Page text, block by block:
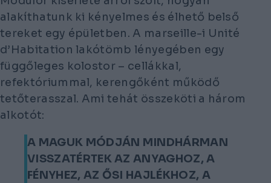
alakíthatunk ki kényelmes és élhető belső
tereket egy épületben. A marseille-i Unité
d’Habitation lakótömb lényegében egy
függőleges kolostor – cellákkal,
refektóriummal, kerengőként működő
tetőterasszal. Ami tehát összeköti a három
alkotót:
A MAGUK MÓDJÁN MINDHÁRMAN
VISSZATÉRTEK AZ ANYAGHOZ, A
FÉNYHEZ, AZ ŐSI HAJLÉKHOZ, A